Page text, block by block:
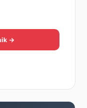
Lifestyle-
Raum aufgebaut.
geradlinig: Die
er in der
Die andere
heißesten Tratsch
→